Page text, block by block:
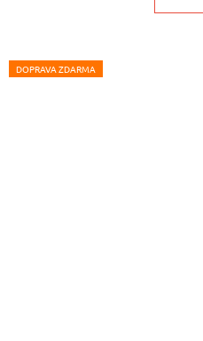
DOPRAVA ZDARMA